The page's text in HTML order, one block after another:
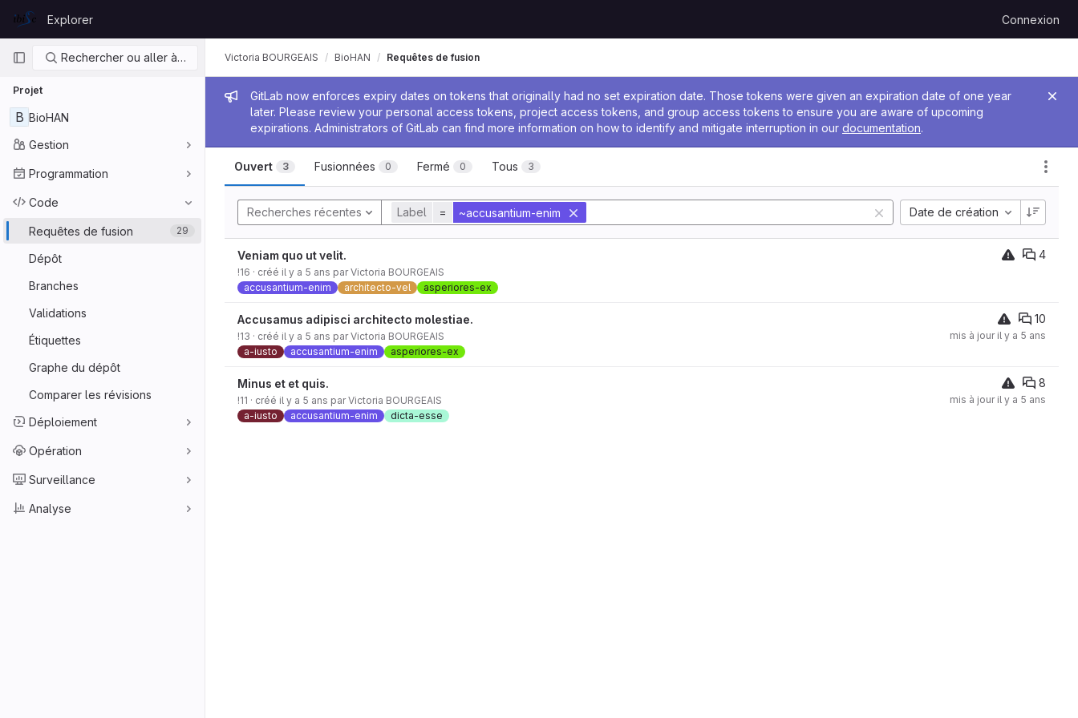
GitLab
Explorer Connexion
Navigation principale
Rechercher ou aller à…
Projet
B BioHAN
Gestion
Programmation
Code
Requêtes de fusion 29
Dépôt
Branches
Validations
Étiquettes
Graphe du dépôt
Comparer les révisions
Déploiement
Opération
Surveillance
Analyse
Message de l'administrateur
GitLab now enforces expiry dates on tokens that originally had no set expiration date. Those tokens were given an expiration date of one year
later. Please review your personal access tokens, project access tokens, and group access tokens to ensure you are aware of upcoming
expirations. Administrators of GitLab can find more information on how to identify and mitigate interruption in our documentation.
Victoria BOURGEAIS BioHAN Requêtes de fusion
Ouvert 3 Fusionnées 0 Fermé 0 Tous 3
Recherches récentes Label = ~accusantium-enim Date de création
Veniam quo ut velit.
!16 · créé il y a 5 ans parVictoria BOURGEAIS
accusantium-enim
architecto-vel asperiores-ex
4
Accusamus adipisci architecto molestiae.
!13 · créé il y a 5 ans parVictoria BOURGEAIS
a-iusto
accusantium-enim asperiores-ex
10
mis à jour il y a 5 ans
Minus et et quis.
!11 · créé il y a 5 ans parVictoria BOURGEAIS
a-iusto
accusantium-enim dicta-esse
8
mis à jour il y a 5 ans